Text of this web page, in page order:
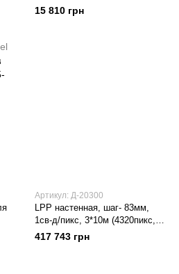
настенных панелей W-100-
15 810 грн
Артикул: Д-20300
LPP настенная, шаг- 83мм,
1св-д/пикс, 3*10м (4320пикс,
802SE, 1296W, БП-300W/5V-
417 743 грн